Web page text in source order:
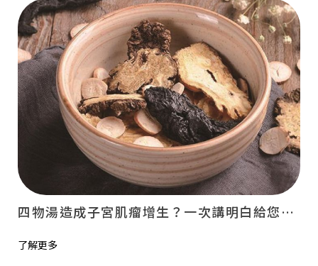
四物湯造成子宮肌瘤增生？一次講明白給您聽~
了解更多